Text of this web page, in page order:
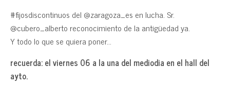
#fijosdiscontinuos del @zaragoza_es en lucha. Sr.
@cubero_alberto reconocimiento de la antigüedad ya.
Y todo lo que se quiera poner…
recuerda: el viernes 06 a la una del mediodia en el hall del
ayto.